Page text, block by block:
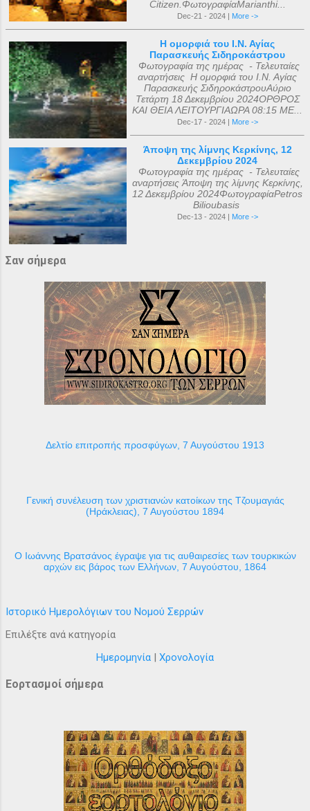
Citizen.ΦωτογραφίαMarianthi...
Dec-21 - 2024 | More ->
Η ομορφιά του Ι.Ν. Αγίας
Παρασκευής Σιδηροκάστρου
Φωτογραφία της ημέρας - Τελευταίες
αναρτήσεις Η ομορφιά του Ι.Ν. Αγίας
Παρασκευής ΣιδηροκάστρουΑύριο
Τετάρτη 18 Δεκεμβρίου 2024ΟΡΘΡΟΣ
ΚΑΙ ΘΕΙΑ ΛΕΙΤΟΥΡΓΙΑΩΡΑ 08:15 ΜΕ...
Dec-17 - 2024 | More ->
Άποψη της λίμνης Κερκίνης, 12
Δεκεμβρίου 2024
Φωτογραφία της ημέρας - Τελευταίες
αναρτήσεις Άποψη της λίμνης Κερκίνης,
12 Δεκεμβρίου 2024ΦωτογραφίαPetros
Bilioubasis
Dec-13 - 2024 | More ->
Σαν σήμερα
Δελτίο επιτροπής προσφύγων, 7 Αυγούστου 1913
Γενική συνέλευση των χριστιανών κατοίκων της Τζουμαγιάς
(Ηράκλειας), 7 Αυγούστου 1894
Ο Ιωάννης Βρατσάνος έγραψε για τις αυθαιρεσίες των τουρκικών
αρχών εις βάρος των Ελλήνων, 7 Αυγούστου, 1864
Ιστορικό Ημερολόγιων του Νομού Σερρών
Επιλέξτε ανά κατηγορία
Ημερομηνία | Χρονολογία
Εορτασμοί σήμερα